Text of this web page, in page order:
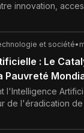
innovation,
et société•
: Le
Pauvreté
l'Intelligence
de l'éradication de